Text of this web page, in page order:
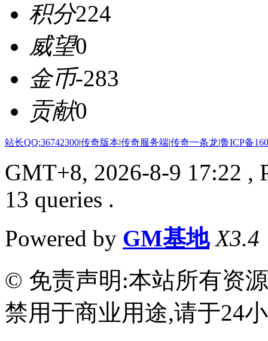
积分224
威望0
金币-283
贡献0
站长QQ:36742300|传奇版本|传奇服务端|传奇一条龙|鲁ICP备
GMT+8, 2026-8-9 17:22 ,
13 queries .
Powered by GM基地 X3.4
© 免责声明:本站所有资
禁用于商业用途,请于24